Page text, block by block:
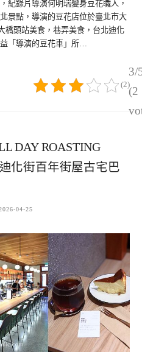
紀錄片導演何明瑞變身豆花職人，
景點，導演的豆花店位於臺北市大
橋頭站美食，巷弄美食，台北迪化
「導演的豆花車」所…
3/
(2
(2)
DAY ROASTING
化街百年街屋古宅巴
04-25